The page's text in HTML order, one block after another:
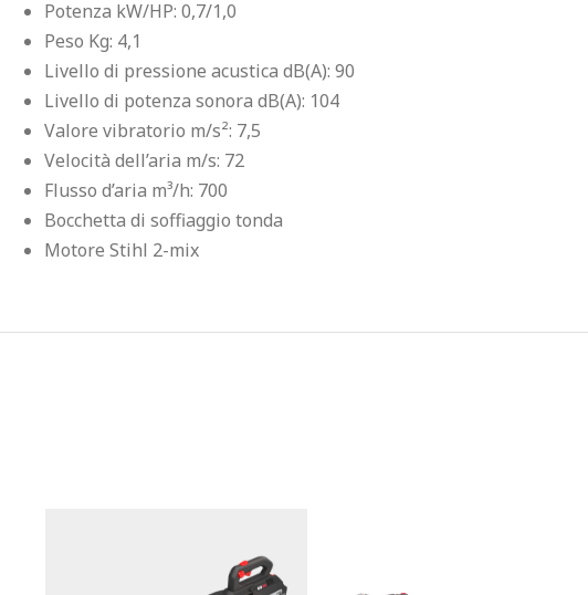
Potenza kW/HP: 0,7/1,0
Peso Kg: 4,1
Livello di pressione acustica dB(A): 90
Livello di potenza sonora dB(A): 104
Valore vibratorio m/s²: 7,5
Velocità dell’aria m/s: 72
Flusso d’aria m³/h: 700
Bocchetta di soffiaggio tonda
Motore Stihl 2-mix